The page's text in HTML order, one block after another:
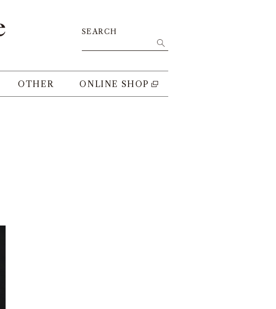
SEARCH
OTHER ONLINE SHOP